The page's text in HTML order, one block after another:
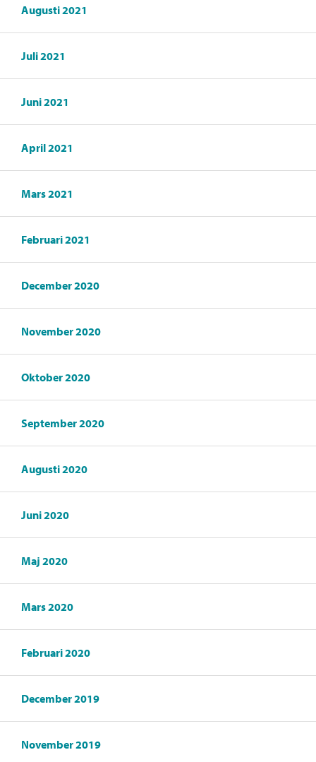
Augusti 2021
Juli 2021
Juni 2021
April 2021
Mars 2021
Februari 2021
December 2020
November 2020
Oktober 2020
September 2020
Augusti 2020
Juni 2020
Maj 2020
Mars 2020
Februari 2020
December 2019
November 2019